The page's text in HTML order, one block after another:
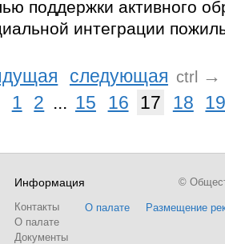
поддержки активного
интеграции
следующая ctrl
→
1 2 ... 15 16 17 18
Информация
Контакты
О палате
Документы
О палате Размещение
©